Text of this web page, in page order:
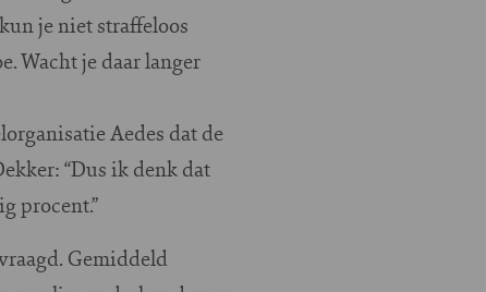
je niet straffeloos
Wacht je daar langer
Aedes dat de
“Dus ik denk dat
procent.”
Gemiddeld